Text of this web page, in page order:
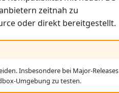
zeitnah zu
oder direkt bereitgestellt.
Insbesondere bei Major-Releases
Umgebung zu testen.